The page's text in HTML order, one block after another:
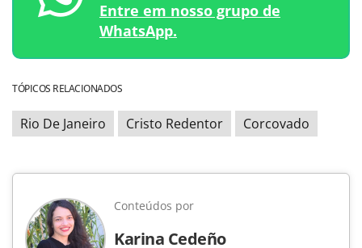
Entre em nosso grupo de
WhatsApp.
TÓPICOS RELACIONADOS
Rio De Janeiro Cristo Redentor Corcovado
Conteúdos por
Karina Cedeño